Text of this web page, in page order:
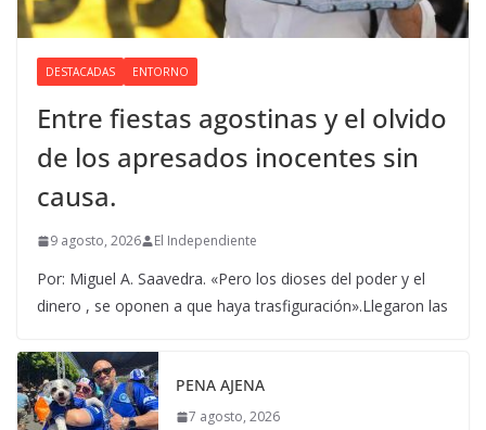
DESTACADAS ENTORNO
Entre fiestas agostinas y el olvido
de los apresados inocentes sin
causa.
9 agosto, 2026 El Independiente
Por: Miguel A. Saavedra. «Pero los dioses del poder y el
dinero , se oponen a que haya trasfiguración».Llegaron las
PENA AJENA
7 agosto, 2026